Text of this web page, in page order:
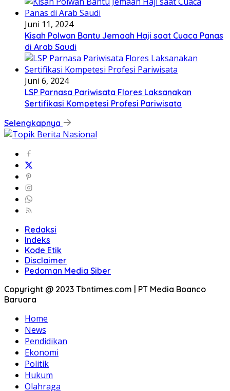
Juni 11, 2024
Kisah Polwan Bantu Jemaah Haji saat Cuaca Panas
di Arab Saudi
Juni 6, 2024
LSP Parnasa Pariwisata Flores Laksanakan
Sertifikasi Kompetesi Profesi Pariwisata
Selengkapnya
Redaksi
Indeks
Kode Etik
Disclaimer
Pedoman Media Siber
Copyright @ 2023 Tbntimes.com | PT Media Boanco
Baruara
Home
News
Pendidikan
Ekonomi
Politik
Hukum
Olahraga